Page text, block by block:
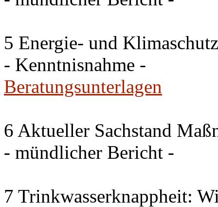
5 Energie- und
- Kenntnisnahme -
Beratungsunterlagen
6 Aktueller Sachstand
- mündlicher Bericht -
7 Trinkwasserknappheit: